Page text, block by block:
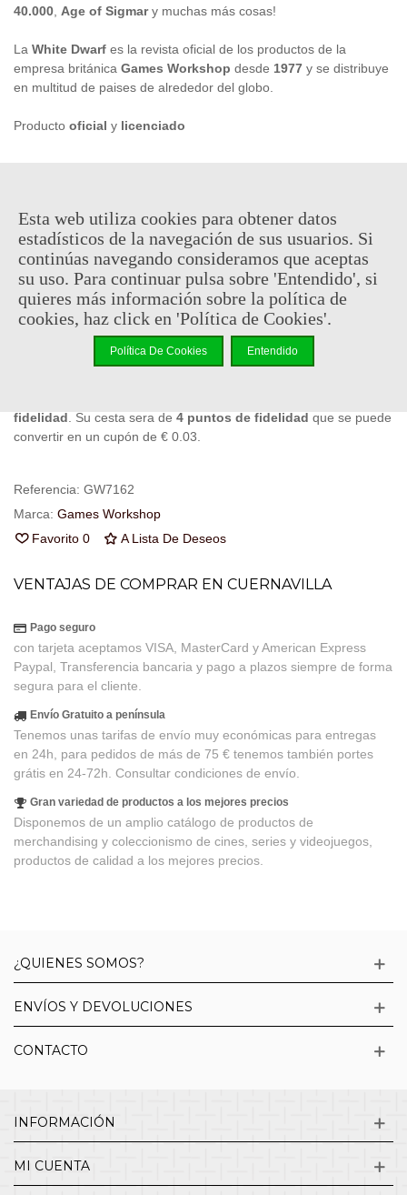
40.000 Age of Sigmary muchas más cosas!
La White Dwarf es la revista oficial de los productos de la
empresa británica Games Workshop desde 1977 y se distribuye
en multitud de paises de alrededor del globo.
Producto oficial y licenciado
En stock, envío en 24 horas
-
Añadir Al Carrito
Código QR Compartir
fidelidad . Su cesta sera de 4 puntos de fidelidad que se puede
convertir en un cupón de € 0.03
Referencia: GW7162
Marca: Games Workshop
Favorito 0 A Lista De Deseos
VENTAJAS DE COMPRAR EN CUERNAVILLA
Pago seguro
con tarjeta aceptamos VISA, MasterCard y American Express
Paypal, Transferencia bancaria y pago a plazos siempre de forma
segura para el cliente.
Envío Gratuito a península
Tenemos unas tarifas de envío muy económicas para entregas
en 24h, para pedidos de más de 75 € tenemos también portes
grátis en 24-72h. Consultar condiciones de envío.
Gran variedad de productos a los mejores precios
Disponemos de un amplio catálogo de productos de
merchandising y coleccionismo de cines, series y videojuegos,
productos de calidad a los mejores precios.
¿QUIENES SOMOS?
ENVÍOS Y DEVOLUCIONES
CONTACTO
INFORMACIÓN
MI CUENTA
Esta web utiliza cookies para obtener datos
estadísticos de la navegación de sus usuarios. Si
continúas navegando consideramos que aceptas
su uso. Para continuar pulsa sobre 'Entendido', si
quieres más información sobre la política de
cookies, haz click en 'Política de Cookies'.
Política De Cookies Entendido